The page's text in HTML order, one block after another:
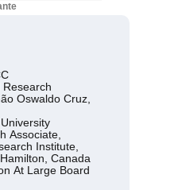
Oswaldo Cruz,
Associate,
Institute,
Canada
At Large Board